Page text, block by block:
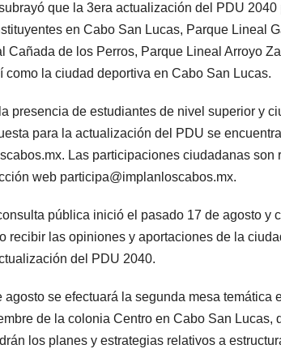
que la 3era actualización del PDU
en Cabo San Lucas, Parque Lineal
Cañada de los Perros, Parque Lineal Arroyo
la ciudad deportiva en Cabo San Lucas.
presencia de estudiantes de nivel superior y
para la actualización del PDU se
Las participaciones ciudadanas son
web participa@implanloscabos.mx.
pública inició el pasado 17 de agosto y
recibir las opiniones y aportaciones de la
del PDU 2040.
se efectuará la segunda mesa temática
de la colonia Centro en Cabo San Lucas,
los planes y estrategias relativos a